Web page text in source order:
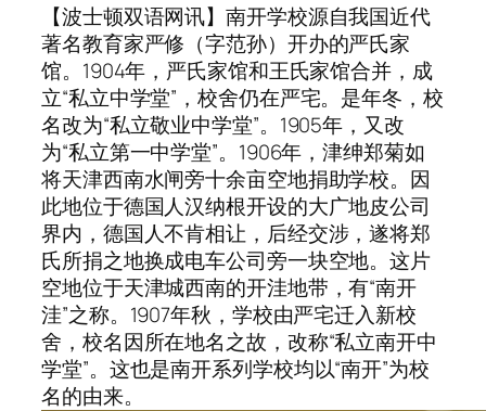
【波士顿双语网讯】南开学校源自我国近代
著名教育家严修（字范孙）开办的严氏家
馆。1904年，严氏家馆和王氏家馆合并，成
立“私立中学堂”，校舍仍在严宅。是年冬，校
名改为“私立敬业中学堂”。1905年，又改
为“私立第一中学堂”。1906年，津绅郑菊如
将天津西南水闸旁十余亩空地捐助学校。因
此地位于德国人汉纳根开设的大广地皮公司
界内，德国人不肯相让，后经交涉，遂将郑
氏所捐之地换成电车公司旁一块空地。这片
空地位于天津城西南的开洼地带，有“南开
洼”之称。1907年秋，学校由严宅迁入新校
舍，校名因所在地名之故，改称“私立南开中
学堂”。这也是南开系列学校均以“南开”为校
名的由来。